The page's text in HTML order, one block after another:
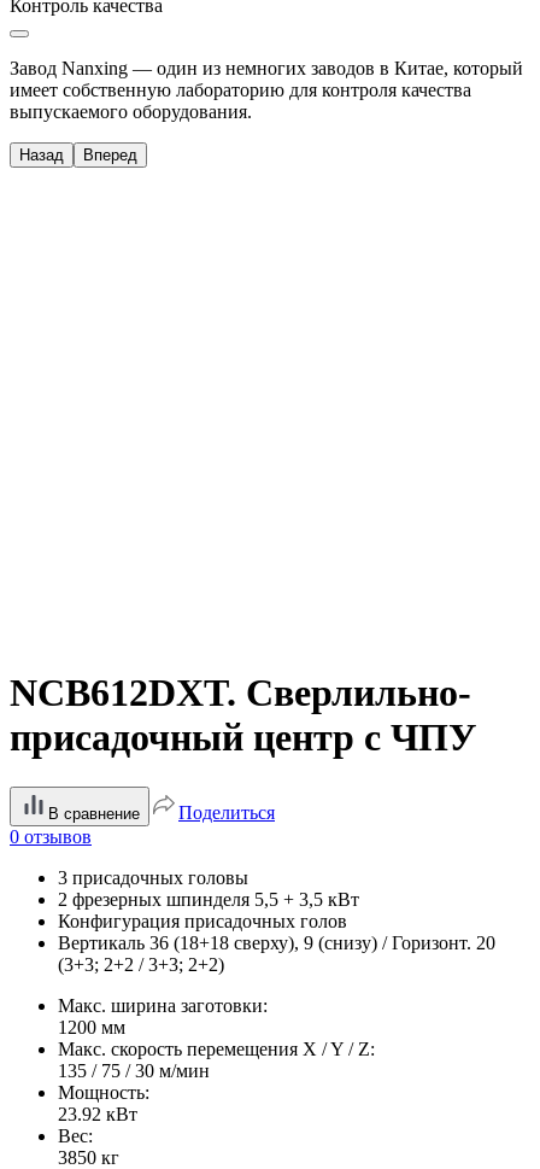
Контроль качества
Завод Nanxing — один из немногих заводов в Китае, который
имеет собственную лабораторию для контроля качества
выпускаемого оборудования.
Назад Вперед
NCB612DXT. Сверлильно-
присадочный центр с ЧПУ
В сравнение
Поделиться
0 отзывов
3 присадочных головы
2 фрезерных шпинделя 5,5 + 3,5 кВт
Конфигурация присадочных голов
Вертикаль 36 (18+18 сверху), 9 (снизу) / Горизонт. 20
(3+3; 2+2 / 3+3; 2+2)
Макс. ширина заготовки:
1200 мм
Макс. скорость перемещения X / Y / Z:
135 / 75 / 30 м/мин
Мощность:
23.92 кВт
Вес:
3850 кг